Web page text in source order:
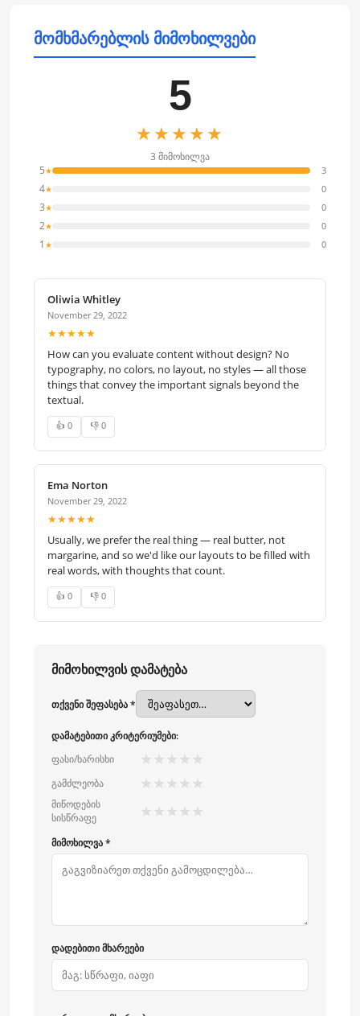
მომხმარებლის მიმოხილვები
5
★★★★★
3 მიმოხილვა
5★ 3
4★ 0
3★ 0
2★ 0
1 ★ 0
Oliwia Whitley
November 29, 2022
★★★★★
How can you evaluate content without design? No
typography, no colors, no layout, no styles — all those
things that convey the important signals beyond the
textual.
👍 0 👎 0
Ema Norton
November 29, 2022
★★★★★
Usually, we prefer the real thing — real butter, not
margarine, and so we'd like our layouts to be filled with
real words, with thoughts that count.
👍 0 👎 0
მიმოხილვის დამატება
თქვენი შეფასება *
დამატებითი კრიტერიუმები:
ფასი/ხარისხი
★ ★ ★ ★ ★
გამძლეობა ★ ★ ★ ★ ★
მიწოდების
სისწრაფე
★ ★ ★ ★ ★
მიმოხილვა *
დადებითი მხარეები